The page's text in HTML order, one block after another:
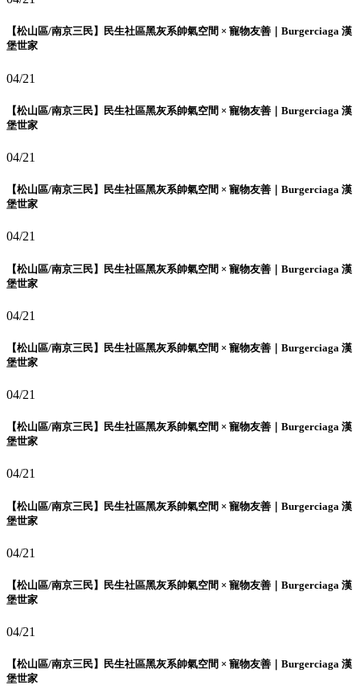
【松山區/南京三民】民生社區黑灰系帥氣空間 × 寵物友善｜Burgerciaga 漢
堡世家
04/21
【松山區/南京三民】民生社區黑灰系帥氣空間 × 寵物友善｜Burgerciaga 漢
堡世家
04/21
【松山區/南京三民】民生社區黑灰系帥氣空間 × 寵物友善｜Burgerciaga 漢
堡世家
04/21
【松山區/南京三民】民生社區黑灰系帥氣空間 × 寵物友善｜Burgerciaga 漢
堡世家
04/21
【松山區/南京三民】民生社區黑灰系帥氣空間 × 寵物友善｜Burgerciaga 漢
堡世家
04/21
【松山區/南京三民】民生社區黑灰系帥氣空間 × 寵物友善｜Burgerciaga 漢
堡世家
04/21
【松山區/南京三民】民生社區黑灰系帥氣空間 × 寵物友善｜Burgerciaga 漢
堡世家
04/21
【松山區/南京三民】民生社區黑灰系帥氣空間 × 寵物友善｜Burgerciaga 漢
堡世家
04/21
【松山區/南京三民】民生社區黑灰系帥氣空間 × 寵物友善｜Burgerciaga 漢
堡世家